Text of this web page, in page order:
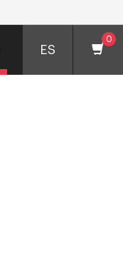
ES
0